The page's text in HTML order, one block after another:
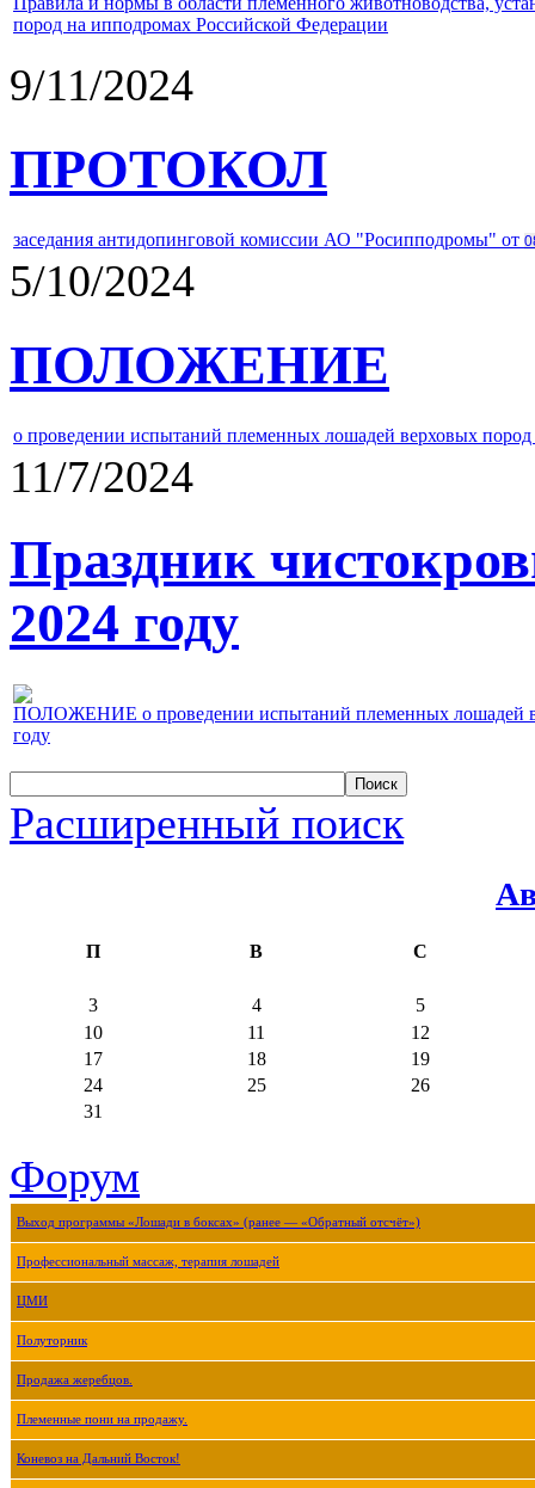
пород на ипподромах Российской Федерации
9/11/2024
ПРОТОКОЛ
заседания антидопинговой комиссии АО "Росипподромы" от
5/10/2024
ПОЛОЖЕНИЕ
о проведении испытаний племенных лошадей верховых
11/7/2024
Праздник
2024 году
ПОЛОЖЕНИЕ о проведении испытаний племенных лошадей
году
Расширенный поиск
П В С
3 4
5
10
11
12
17
18
19
24
25
26
31
Форум
Выход программы «Лошади в боксах» (ранее — «Обратный отсчёт»)
Профессиональный массаж, терапия лошадей
ЦМИ
Полуторник
Продажа жеребцов.
Племенные пони на продажу.
Коневоз на Дальний Восток!